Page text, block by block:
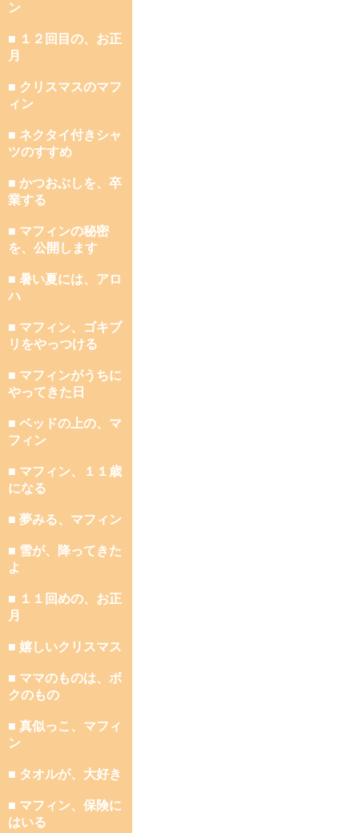
ン
■ １２回目の、お正
月
■ クリスマスのマフ
ィン
■ ネクタイ付きシャ
ツのすすめ
■ かつおぶしを、卒
業する
■ マフィンの秘密
を、公開します
■ 暑い夏には、アロ
ハ
■ マフィン、ゴキブ
リをやっつける
■ マフィンがうちに
やってきた日
■ ベッドの上の、マ
フィン
■ マフィン、１１歳
になる
■ 夢みる、マフィン
■ 雪が、降ってきた
よ
■ １１回めの、お正
月
■ 嬉しいクリスマス
■ ママのものは、ボ
クのもの
■ 真似っこ、マフィ
ン
■ タオルが、大好き
■ マフィン、保険に
はいる